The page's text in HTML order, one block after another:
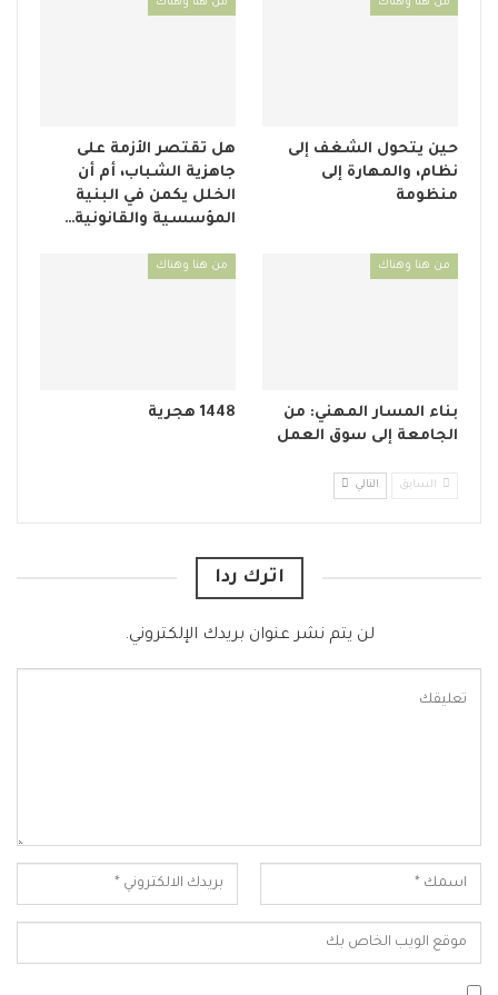
من هنا وهناك
حين يتحول الشغف إلى
نظام، والمهارة إلى
منظومة
من هنا وهناك
هل تقتصر الأزمة على
جاهزية الشباب، أم أن
الخلل يكمن في البنية
المؤسسية والقانونية…
من هنا وهناك
بناء المسار المهني: من
الجامعة إلى سوق العمل
من هنا وهناك
1448 هجرية
السابق التالي
اترك ردا
لن يتم نشر عنوان بريدك الإلكتروني.